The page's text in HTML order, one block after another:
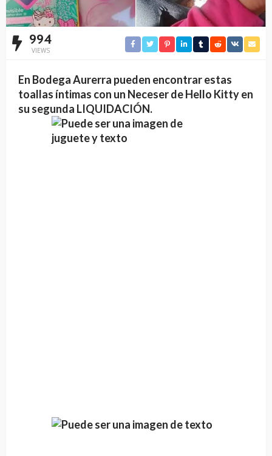
994
VIEWS
En Bodega Aurerra pueden encontrar estas
toallas íntimas con un Neceser de Hello Kitty en
su segunda LIQUIDACIÓN.